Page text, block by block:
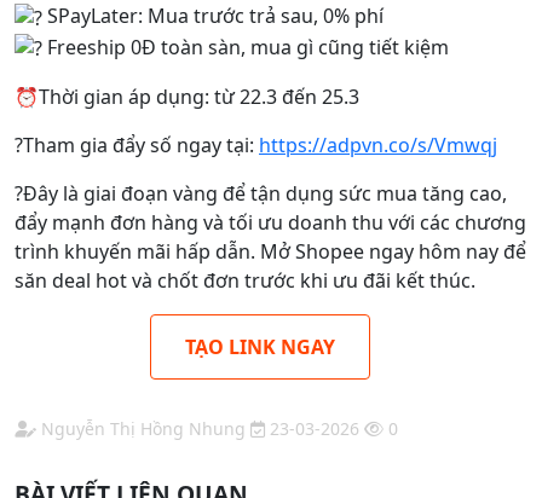
SPayLater: Mua trước trả sau, 0% phí
Freeship 0Đ toàn sàn, mua gì cũng tiết kiệm
⏰Thời gian áp dụng: từ 22.3 đến 25.3
?Tham gia đẩy số ngay tại: https://adpvn.co/s/Vmwqj
?Đây là giai đoạn vàng để tận dụng sức mua tăng cao,
đẩy mạnh đơn hàng và tối ưu doanh thu với các chương
trình khuyến mãi hấp dẫn. Mở Shopee ngay hôm nay để
săn deal hot và chốt đơn trước khi ưu đãi kết thúc.
TẠO LINK NGAY
Nguyễn Thị Hồng Nhung 23-03-2026 0